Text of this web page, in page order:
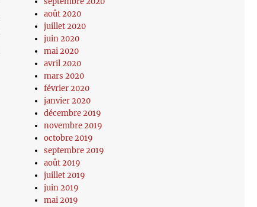
août 2020
juillet 2020
juin 2020
mai 2020
avril 2020
mars 2020
février 2020
janvier 2020
décembre 2019
novembre 2019
octobre 2019
septembre 2019
août 2019
juillet 2019
juin 2019
mai 2019